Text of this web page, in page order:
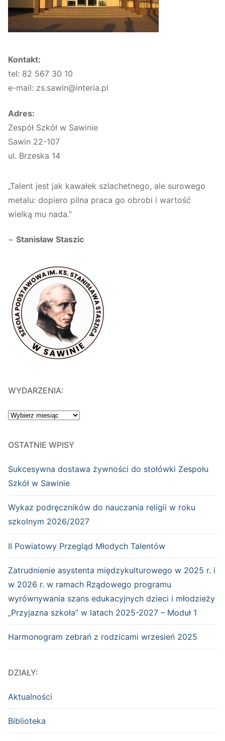
Kontakt:
tel: 82 567 30 10
e-mail: zs.sawin@interia.pl
Adres:
Zespół Szkół w Sawinie
Sawin 22-107
ul. Brzeska 14
„Talent jest jak kawałek szlachetnego, ale surowego
metalu: dopiero pilna praca go obrobi i wartość
wielką mu nada.”
~ Stanisław Staszic
WYDARZENIA:
WYDARZENIA:
OSTATNIE WPISY
Sukcesywna dostawa żywności do stołówki Zespołu
Szkół w Sawinie
Wykaz podręczników do nauczania religii w roku
szkolnym 2026/2027
II Powiatowy Przegląd Młodych Talentów
Zatrudnienie asystenta międzykulturowego w 2025 r. i
w 2026 r. w ramach Rządowego programu
wyrównywania szans edukacyjnych dzieci i młodzieży
„Przyjazna szkoła” w latach 2025-2027 – Moduł 1
Harmonogram zebrań z rodzicami wrzesień 2025
DZIAŁY:
Aktualności
Biblioteka